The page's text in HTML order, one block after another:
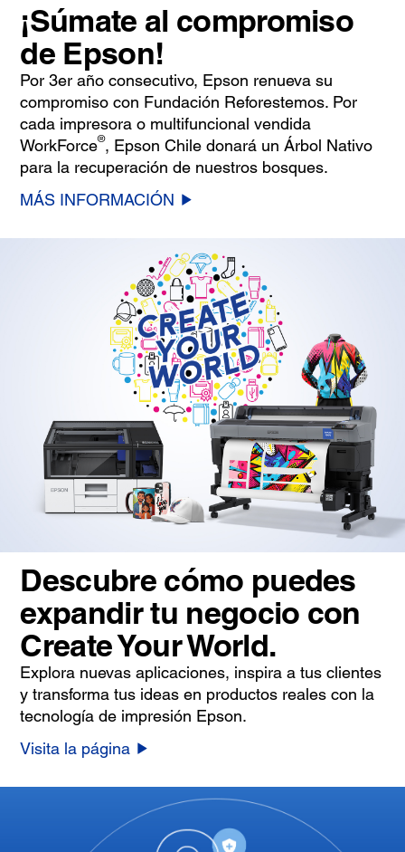
¡Súmate al compromiso
de Epson!
Por 3er año consecutivo, Epson renueva su
compromiso con Fundación Reforestemos. Por
cada impresora o multifuncional vendida
WorkForce®, Epson Chile donará un Árbol Nativo
para la recuperación de nuestros bosques.
MÁS INFORMACIÓN
Descubre cómo puedes
expandir tu negocio con
Create Your World.
Explora nuevas aplicaciones, inspira a tus clientes
y transforma tus ideas en productos reales con la
tecnología de impresión Epson.
Visita la página